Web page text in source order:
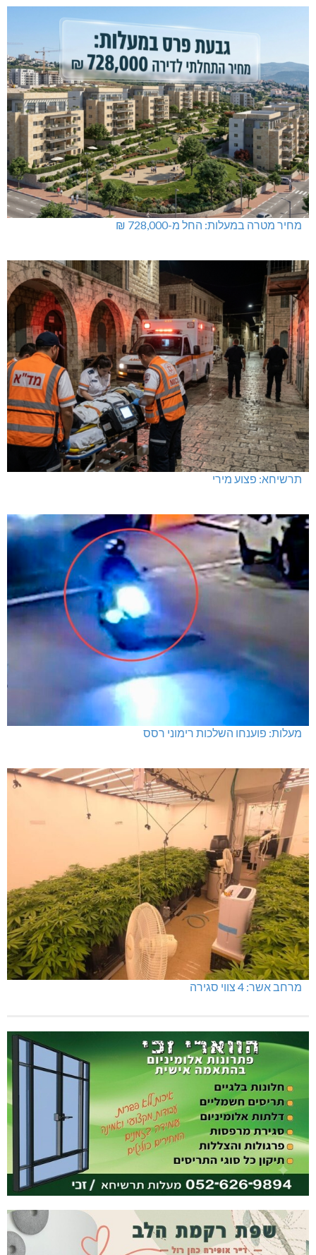
מחיר מטרה במעלות: החל מ-728,000 ₪
תרשיחא: פצוע מירי
מעלות: פוענחו השלכות רימוני רסס
מרחב אשר: 4 צווי סגירה